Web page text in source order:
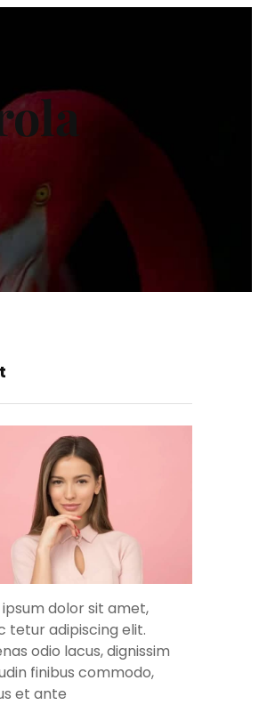
dolor sit amet,
tetur adipiscing elit.
odio lacus, dignissim
finibus commodo,
et ante